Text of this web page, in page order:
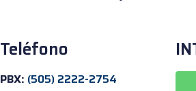
Teléfono
PBX: (505) 2222-2754